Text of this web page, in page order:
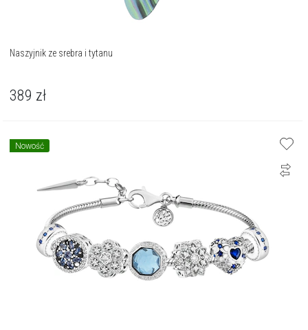
Naszyjnik ze srebra i tytanu
389 zł
Nowość